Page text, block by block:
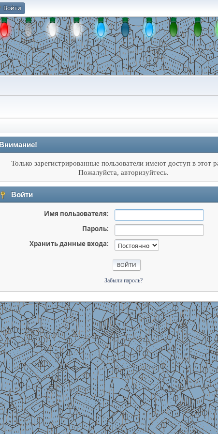
Войти
Внимание!
Только зарегистрированные пользователи имеют доступ в этот
Пожалуйста, авторизуйтесь.
Войти
Имя пользователя:
Пароль:
Хранить данные входа:
Забыли пароль?